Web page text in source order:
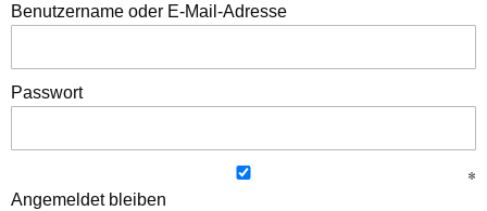
Benutzername oder E-Mail-Adresse
Passwort
Angemeldet bleiben